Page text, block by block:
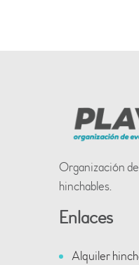
Organización
hinchables.
Enlaces
Alquiler